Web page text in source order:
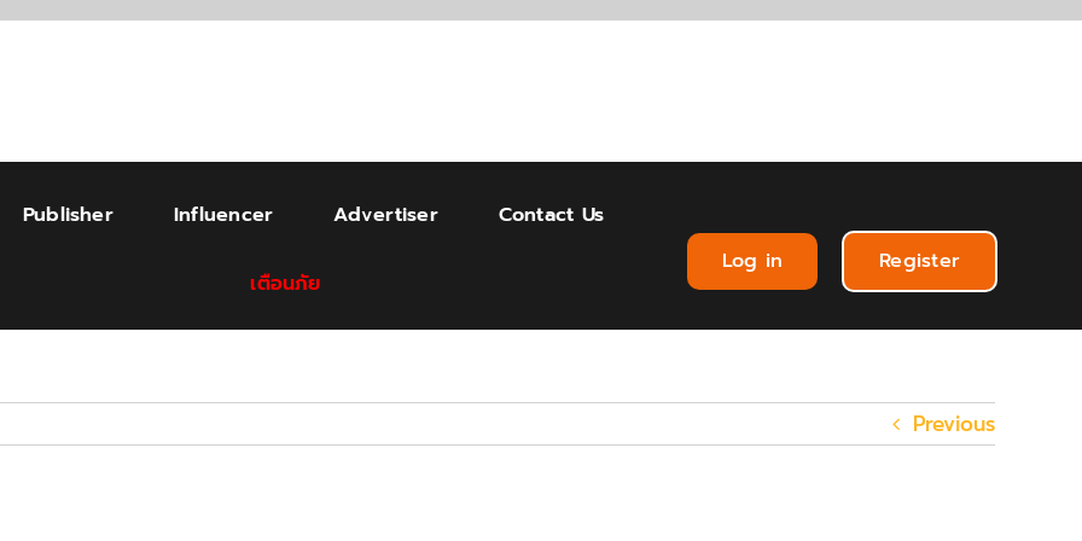
Publisher Influencer Advertiser Contact Us
เตือนภัย
Log in Register
Previous